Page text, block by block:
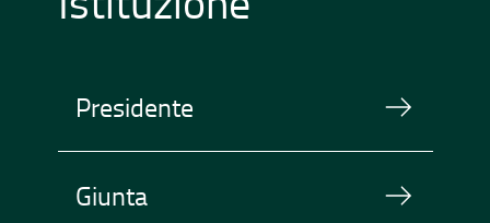
Presidente
Giunta